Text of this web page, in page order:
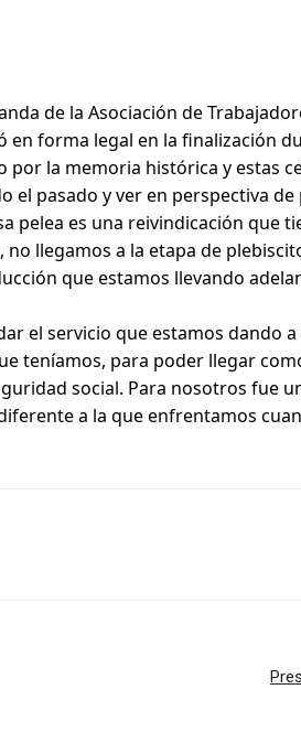
de la Asociación de
en forma legal en la finalización
la memoria histórica y estas
el pasado y ver en perspectiva
pelea es una reivindicación que
llegamos a la etapa de
que estamos llevando
servicio que estamos dando
teníamos, para poder llegar
social. Para nosotros fue
a la que enfrentamos